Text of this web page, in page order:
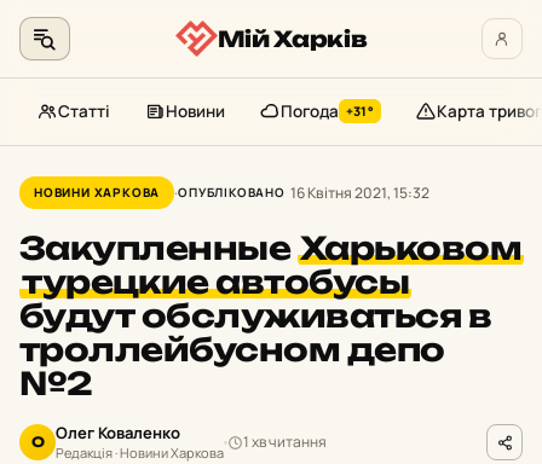
до
контенту
Мій Харків
Статті Новини Погода +31° Карта тривог
НОВИНИ ХАРКОВА ОПУБЛІКОВАНО 16 Квітня 2021, 15:32
Закупленные Харьковом
турецкие автобусы
будут обслуживаться в
троллейбусном депо
№2
О Олег Коваленко
Редакція · Новини Харкова
1 хв читання